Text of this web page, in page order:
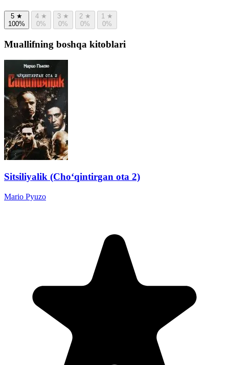
5 ★
100%
4 ★
0%
3 ★
0%
2 ★
0%
1 ★
0%
Muallifning boshqa kitoblari
Sitsiliyalik (Cho‘qintirgan ota 2)
Mario Pyuzo